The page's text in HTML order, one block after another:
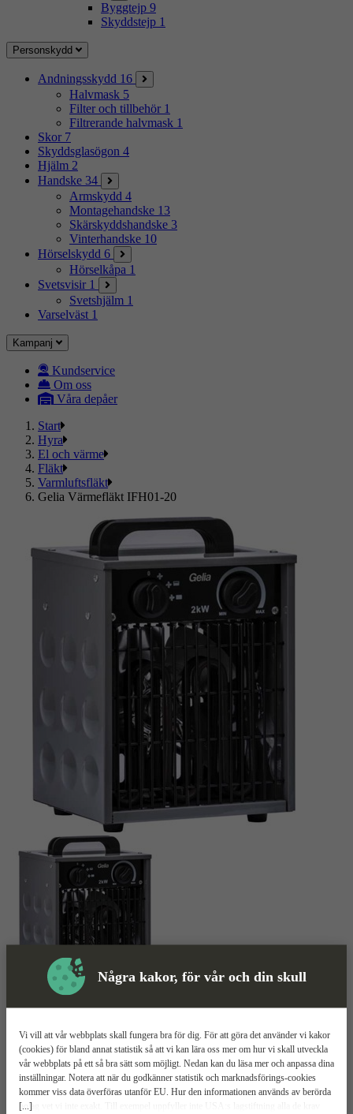
Några kakor, för vår och din skull
[...]
Vi vill att vår webbplats skall fungera bra för dig. För att göra det använder vi kakor
(cookies) för bland annat statistik så att vi kan lära oss mer om hur vi skall utveckla
vår webbplats på ett så bra sätt som möjligt. Nedan kan du läsa mer och anpassa dina
inställningar. Notera att när du godkänner statistik och marknadsförings-cookies
kommer viss data överföras utanför EU. Hur den informationen används av berörda
bolag vet vi inte exakt. Till exempel uppfyller inte USA:s lagstiftning alla de krav
Byggtejp 9
Skyddstejp 1
Personskydd
Andningsskydd 16
Halvmask 5
Filter och tillbehör 1
Filtrerande halvmask 1
Skor 7
Skyddsglasögon 4
Hjälm 2
Handske 34
Armskydd 4
Montagehandske 13
Skärskyddshandske 3
Vinterhandske 10
Hörselskydd 6
Hörselkåpa 1
Svetsvisir 1
Svetshjälm 1
Varselväst 1
Kampanj
Kundservice
Om oss
Våra depåer
Start
Hyra
El och värme
Fläkt
Varmluftsfläkt
Gelia Värmefläkt IFH01-20
Mer information
Gelia IFH01-20
2 kW effekt
IP44 kapslingsklass